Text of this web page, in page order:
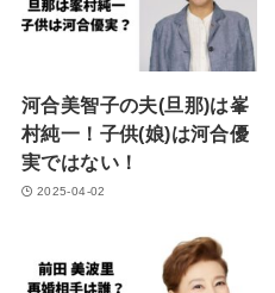
河合美智子の夫(旦那)は峯
村純一！子供(娘)は河合優
実ではない！
2025-04-02